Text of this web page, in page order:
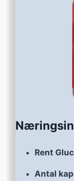
Rent
Antal